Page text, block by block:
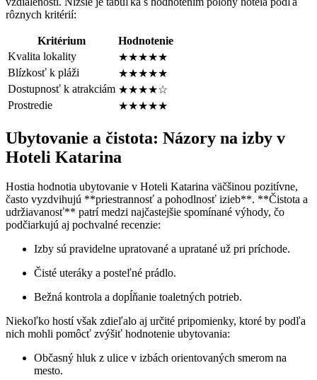
rôznych kritérií:
Kritérium
Hodnotenie
Kvalita lokality
★★★★★
Blízkosť k pláži
★★★★★
Dostupnosť k atrakciám ★★★★☆
Prostredie
★★★★★
Ubytovanie a čistota: Názory na izby v
Hoteli Katarina
Hostia hodnotia ubytovanie v Hoteli Katarina väčšinou pozitívne,
často vyzdvihujú **priestrannosť a pohodlnosť izieb**. **Čistota a
udržiavanosť** patrí medzi najčastejšie spomínané výhody, čo
podčiarkujú aj pochvalné recenzie:
Izby sú pravidelne upratované a upratané už pri príchode.
Čisté uteráky a posteľné prádlo.
Bežná kontrola a dopĺňanie toaletných potrieb.
Niekoľko hostí však zdieľalo aj určité pripomienky, ktoré by podľa
nich mohli pomôcť zvýšiť hodnotenie ubytovania:
Občasný hluk z ulice v izbách orientovaných smerom na
mesto.